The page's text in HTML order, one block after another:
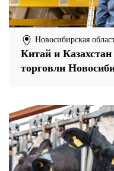
Новосибирская
Китай и
торговли